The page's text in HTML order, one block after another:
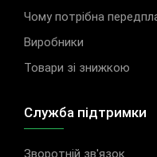
Чому потрібна
Виробники
Товари зі знижкою
Служба підтримки
Зворотній зв'язок